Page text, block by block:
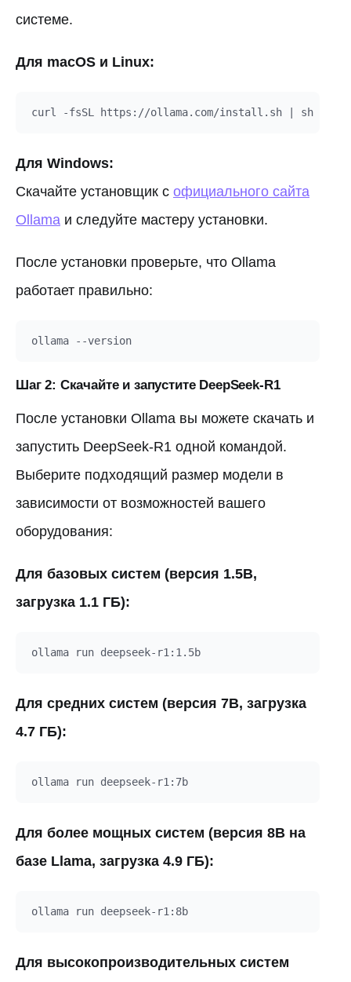
системе.
Для macOS и Linux:
Для Windows:
Скачайте установщик с официального сайта
Ollama и следуйте мастеру установки.
После установки проверьте, что Ollama
работает правильно:
Шаг 2: Скачайте и запустите DeepSeek-R1
После установки Ollama вы можете скачать и
запустить DeepSeek-R1 одной командой.
Выберите подходящий размер модели в
зависимости от возможностей вашего
оборудования:
Для базовых систем (версия 1.5B,
загрузка 1.1 ГБ):
Для средних систем (версия 7B, загрузка
4.7 ГБ):
Для более мощных систем (версия 8B на
базе Llama, загрузка 4.9 ГБ):
Для высокопроизводительных систем